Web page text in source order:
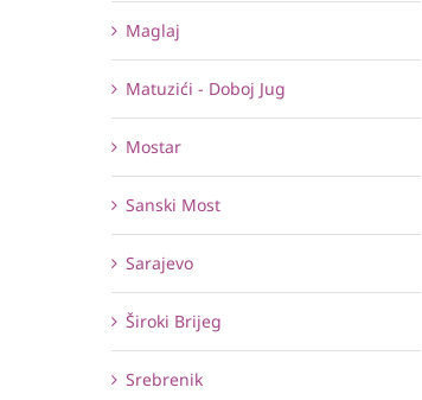
Maglaj
Matuzići - Doboj Jug
Mostar
Sanski Most
Sarajevo
Široki Brijeg
Srebrenik